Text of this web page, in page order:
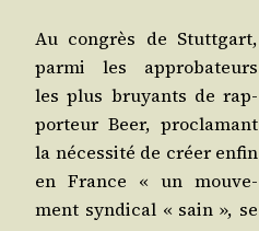
Au congrès de Stutt­gart,
par­mi les appro­ba­teurs
les plus bruyants de rap­
por­teur Beer, pro­cla­mant
la néces­si­té de créer enfin
en France « un mou­ve­
ment syn­di­cal « sain », se